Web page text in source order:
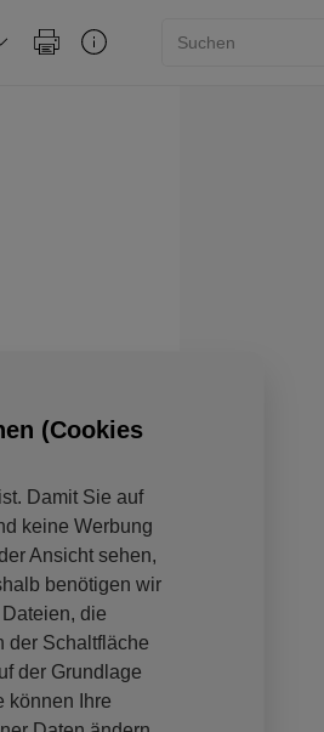
(Cookies
Damit Sie auf
keine Werbung
Ansicht sehen,
benötigen wir
die
der Schaltfläche
der Grundlage
können Ihre